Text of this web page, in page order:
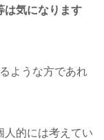
は気になります
ような方であれ
人的には考えてい